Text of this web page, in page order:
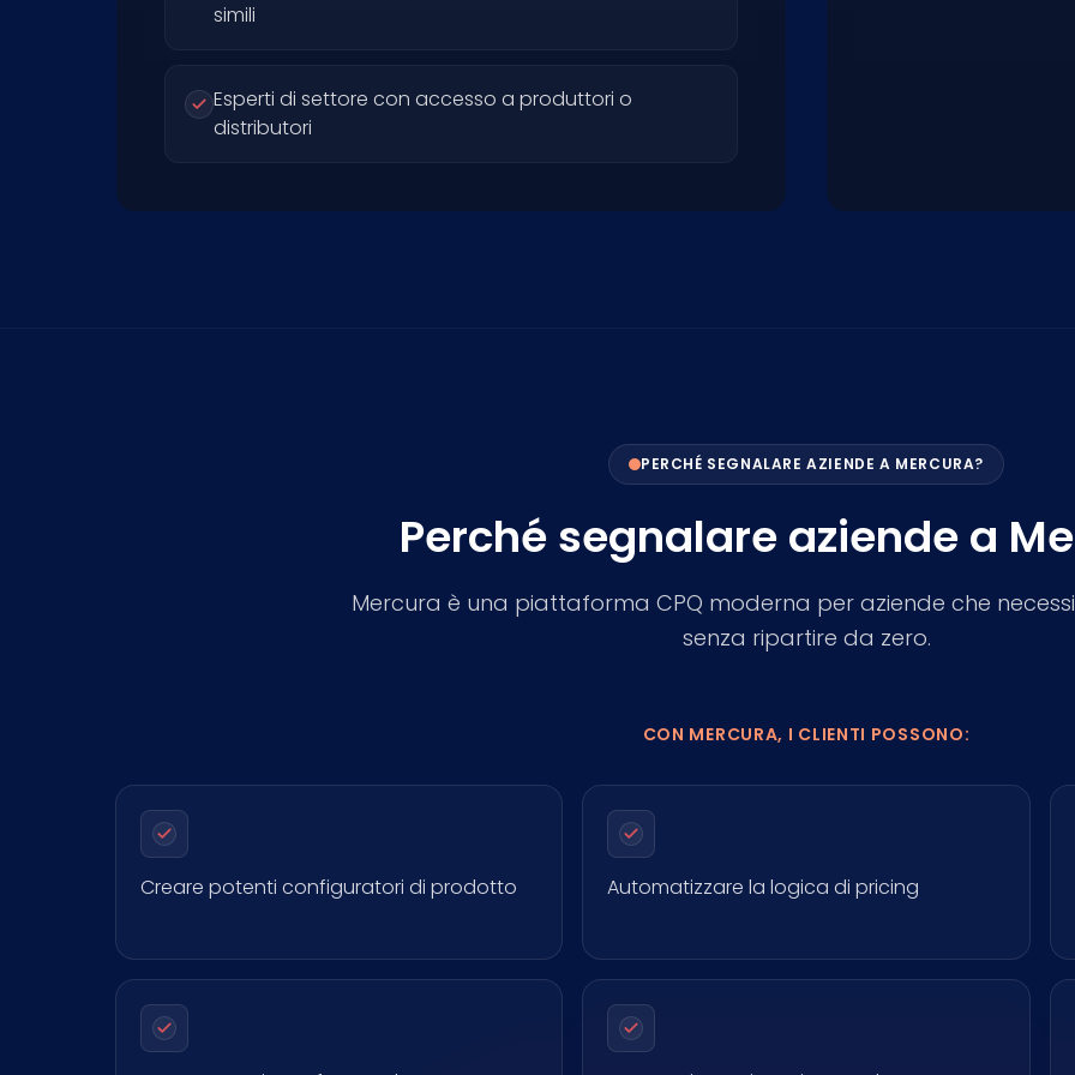
simili
Esperti di settore con accesso a produttori o
distributori
PERCHÉ SEGNALARE AZIENDE A MERCURA?
Perché segnalare aziende a
Mercura è una piattaforma CPQ moderna per aziende che
senza ripartire da zero.
CON MERCURA, I CLIENTI POSSONO:
Creare potenti configuratori di prodotto Automatizzare la logica di pricing